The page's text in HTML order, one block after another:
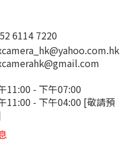
6114 7220
11:00 - 下午07:00
11:00 - 下午04:00 [敬請預